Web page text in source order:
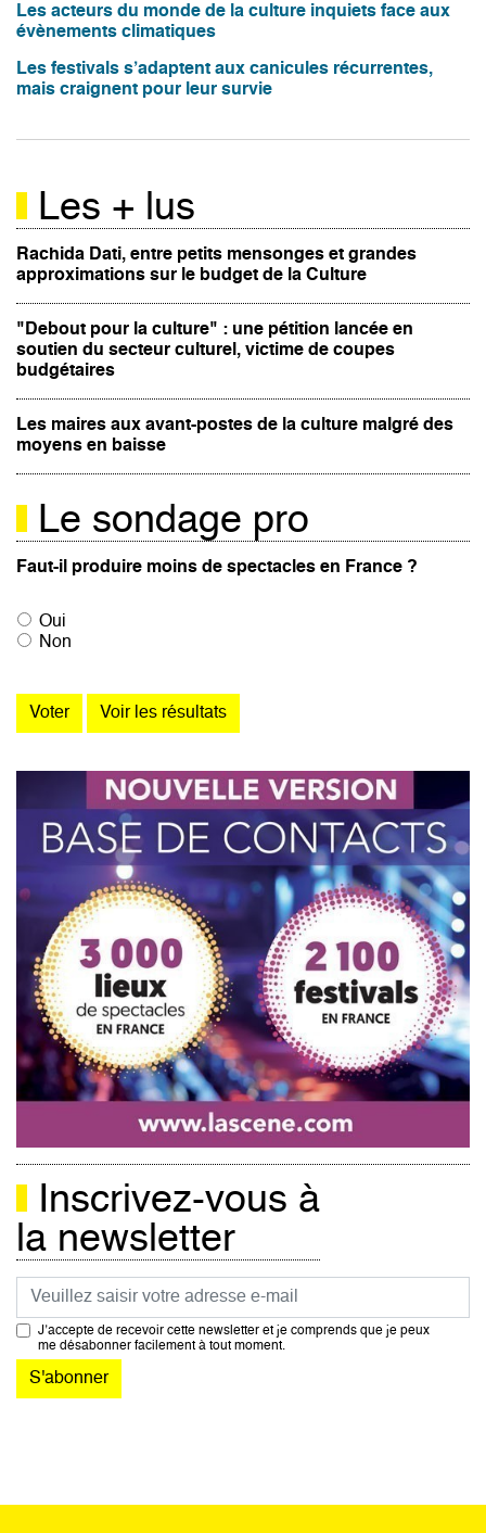
Les acteurs du monde de la culture inquiets face aux
évènements climatiques
Les festivals s’adaptent aux canicules récurrentes,
mais craignent pour leur survie
Les + lus
Rachida Dati, entre petits mensonges et grandes
approximations sur le budget de la Culture
"Debout pour la culture" : une pétition lancée en
soutien du secteur culturel, victime de coupes
budgétaires
Les maires aux avant-postes de la culture malgré des
moyens en baisse
Le sondage pro
Faut-il produire moins de spectacles en France ?
Oui
Non
Inscrivez-vous à
la newsletter
Courriel
J’accepte de recevoir cette newsletter et je comprends que je peux
me désabonner facilement à tout moment.